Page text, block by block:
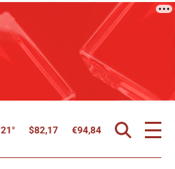
21° $82,17 €94,84